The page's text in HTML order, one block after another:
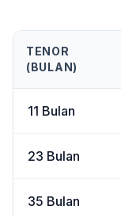
TENOR
(BULAN)
11 Bulan
23 Bulan
35 Bulan